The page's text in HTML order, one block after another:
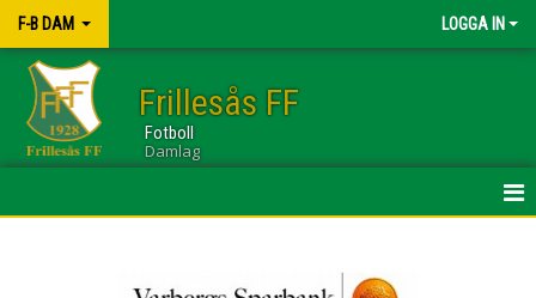
F-B DAM LOGGA IN
Frillesås FF
Fotboll
Damlag